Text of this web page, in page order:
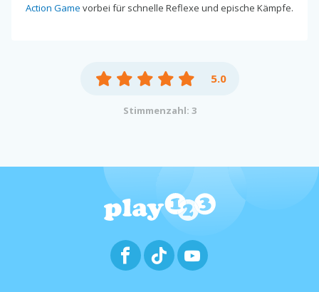
Action Game vorbei für schnelle Reflexe und epische Kämpfe.
5.0
Stimmenzahl: 3